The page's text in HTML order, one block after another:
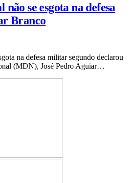
não se esgota na defesa
Branco
na defesa militar segundo declarou
(MDN), José Pedro Aguiar…